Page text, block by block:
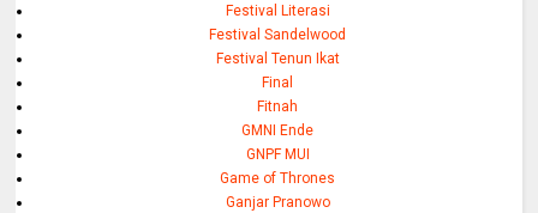
Festival Literasi
Festival Sandelwood
Festival Tenun Ikat
Final
Fitnah
GMNI Ende
GNPF MUI
Game of Thrones
Ganjar Pranowo